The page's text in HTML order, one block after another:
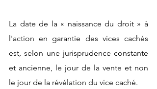
La date de la « naissance du droit » à
l'action en garantie des vices cachés
est, selon une jurisprudence constante
et ancienne, le jour de la vente et non
le jour de la révélation du vice caché.